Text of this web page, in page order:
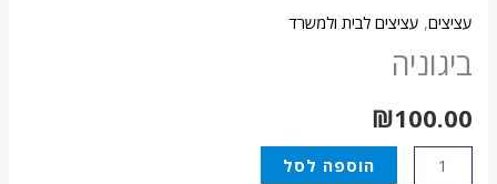
עציצים, עציצים לבית ולמשרד
ביגוניה
₪100.00
הוספה לסל